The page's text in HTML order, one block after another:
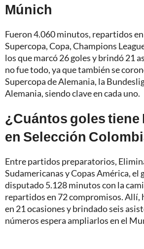
Múnich
Fueron 4.060 minutos, repartidos
Supercopa, Copa, Champions
los que marcó 26 goles y brindó 21
no fue todo, ya que también se
Supercopa de Alemania, la
Alemania, siendo clave en cada uno.
¿Cuántos goles tiene
en Selección
Entre partidos preparatorios,
Sudamericanas y Copas América, el
disputado 5.128 minutos con la
repartidos en 72 compromisos. Allí,
en 21 ocasiones y brindado seis
números espera ampliarlos en el